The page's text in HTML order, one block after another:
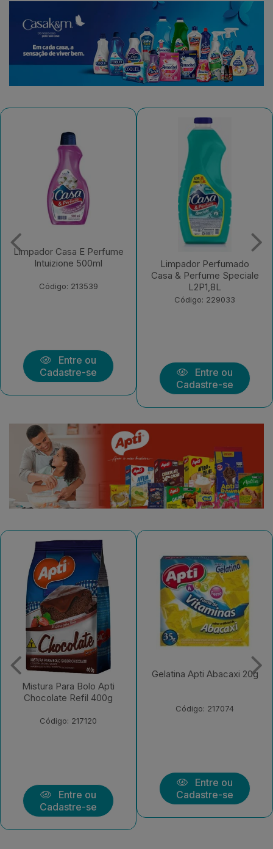
Limpador Perfumado
L2P1,8L
Entre ou
Cadastre-se
Casa & Perfume
Sensazione L2P1,8L
Código: 229032
Entre ou
Cadastre-se
Gelatina Apti Abacaxi 20g
Entre ou
Cadastre-se
Gelatina Apti Limao 20g
Código: 217075
Entre ou
Cadastre-se